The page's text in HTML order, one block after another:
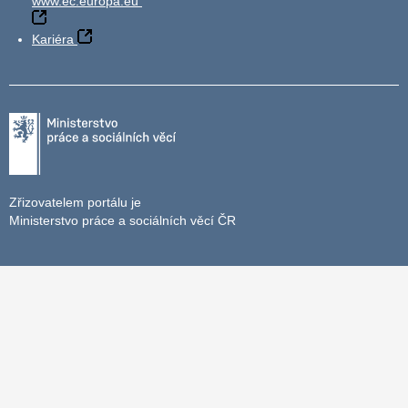
Kariéra
Zřizovatelem portálu je
Ministerstvo práce a sociálních věcí ČR